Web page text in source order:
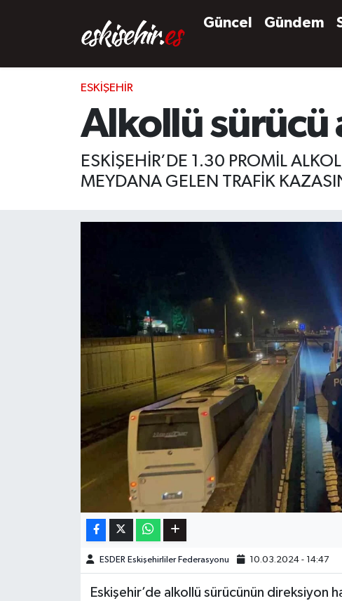
Güncel Gündem
ESKIŞEHIR
Alkollü sürücü
ESKİŞEHİR’DE 1.30 PROMİL
MEYDANA GELEN TRAFİK
ESDER Eskişehirliler Federasyonu 10.03.2024 - 14:47
Eskişehir’de alkollü sürücünün direksiyon